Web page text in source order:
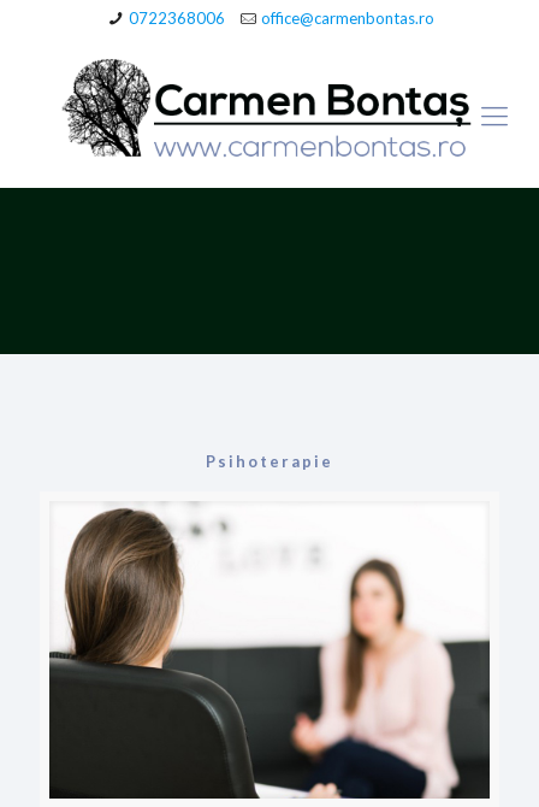
0722368006 office@carmenbontas.ro
Psihoterapie